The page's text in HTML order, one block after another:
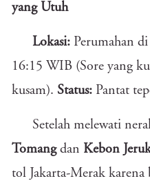
yang Utuh
Lokasi: Perumahan
16:15 WIB (Sore yang
kusam). Status: Pantat
Setelah melewati
Tomangdan Kebon
tol Jakarta-Merak